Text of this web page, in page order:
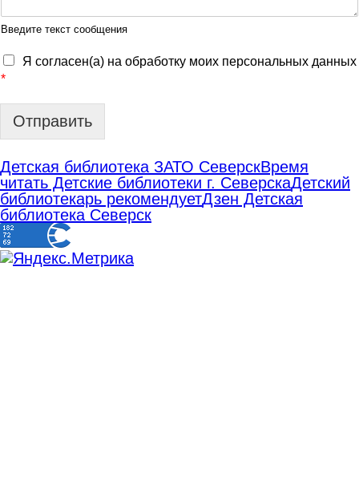
Введите текст сообщения
Я согласен(а) на обработку моих персональных данных
*
Отправить
Детская библиотека ЗАТО СеверскВремя
читать Детские библиотеки г. СеверскаДетский
библиотекарь рекомендуетДзен Детская
библиотека Северск